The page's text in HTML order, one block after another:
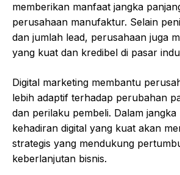
memberikan manfaat jangka
perusahaan manufaktur. Selain
dan jumlah lead, perusahaan juga
yang kuat dan kredibel di pasar
Digital marketing membantu
lebih adaptif terhadap perubahan
dan perilaku pembeli. Dalam jangka
kehadiran digital yang kuat akan
strategis yang mendukung
keberlanjutan bisnis.